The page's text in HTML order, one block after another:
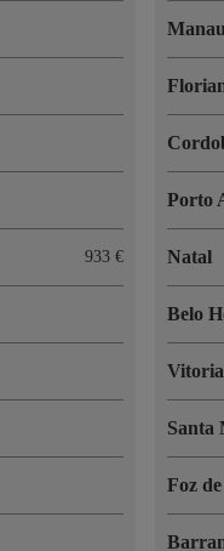
933 €
Porto
Natal
Belo
Santa
Foz